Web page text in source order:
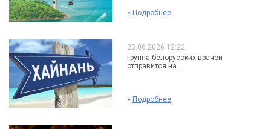
» Подробнее
23.06.2026 12:22
Группа белорусских врачей
отправится на...
» Подробнее